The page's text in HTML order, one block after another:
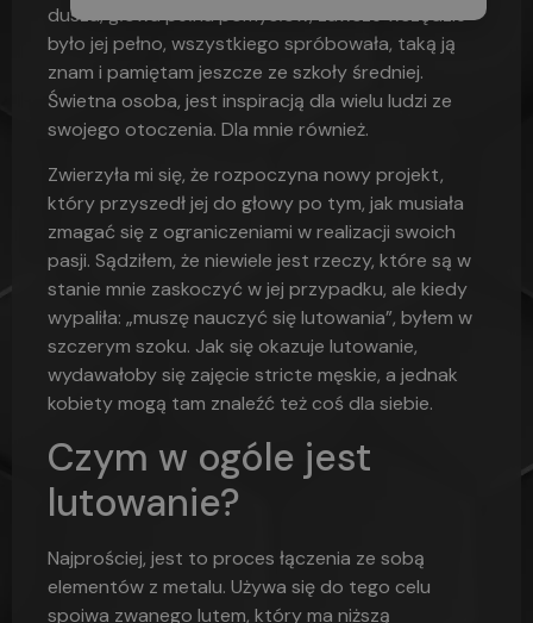
dusza, głowa pełna pomysłów, zawsze wszędzie
było jej pełno, wszystkiego spróbowała, taką ją
znam i pamiętam jeszcze ze szkoły średniej.
Świetna osoba, jest inspiracją dla wielu ludzi ze
swojego otoczenia. Dla mnie również.
Zwierzyła mi się, że rozpoczyna nowy projekt,
który przyszedł jej do głowy po tym, jak musiała
zmagać się z ograniczeniami w realizacji swoich
pasji. Sądziłem, że niewiele jest rzeczy, które są w
stanie mnie zaskoczyć w jej przypadku, ale kiedy
wypaliła: „muszę nauczyć się lutowania”, byłem w
szczerym szoku. Jak się okazuje lutowanie,
wydawałoby się zajęcie stricte męskie, a jednak
kobiety mogą tam znaleźć też coś dla siebie.
Czym w ogóle jest
lutowanie?
Najprościej, jest to proces łączenia ze sobą
elementów z metalu. Używa się do tego celu
spoiwa zwanego lutem, który ma niższą